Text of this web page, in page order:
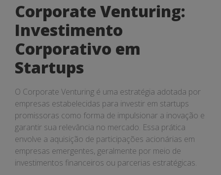
Corporate Venturing:
Investimento
Corporativo em
Startups
O Corporate Venturing é uma estratégia adotada por
empresas estabelecidas para investir em startups
promissoras como forma de impulsionar a inovação e
garantir sua relevância no mercado. Essa prática
envolve a aquisição de participações acionárias em
empresas emergentes, geralmente por meio de
investimentos financeiros ou parcerias estratégicas.